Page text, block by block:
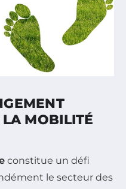
MOBILITÉ
constitue un défi
le secteur des